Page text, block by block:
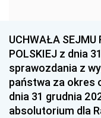
1954
1951
1948
1939
UCHWAŁA
POLSKIEJ z dnia
sprawozdania z
państwa za okres
dnia 31 grudnia
absolutorium dla